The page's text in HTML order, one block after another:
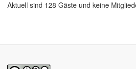
Aktuell sind 128 Gäste und keine